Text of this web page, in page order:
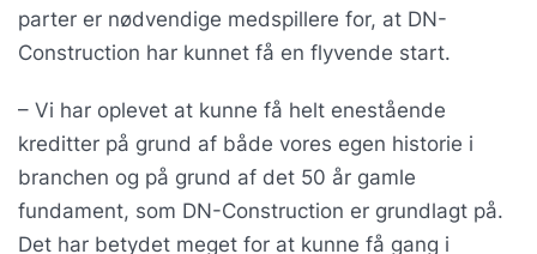
parter er nødvendige medspillere for, at DN-
Construction har kunnet få en flyvende start.
– Vi har oplevet at kunne få helt enestående
kreditter på grund af både vores egen historie i
branchen og på grund af det 50 år gamle
fundament, som DN-Construction er grundlagt på.
Det har betydet meget for at kunne få gang i